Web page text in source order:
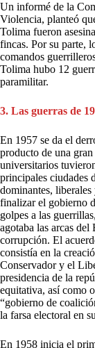
Un informé de la
Violencia, planteó
Tolima fueron
fincas. Por su parte,
comandos
Tolima hubo 12
paramilitar.
3. Las guerras de
En 1957 se da el
producto de una
universitarios
principales ciudades
dominantes,
finalizar el gobierno
golpes a las
agotaba las arcas
corrupción. El
consistía en la
Conservador y el
presidencia de la
equitativa, así como
“gobierno de
la farsa electoral en
En 1958 inicia el